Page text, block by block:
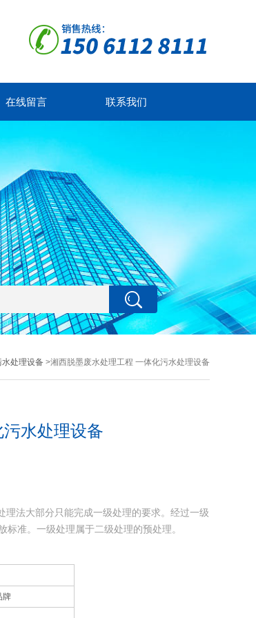
在线留言 联系我们
水处理设备>湘西脱墨废水处理工程 一体化污水处理设备
水处理设备
法大部分只能完成一级处理的要求。经过一级
准。一级处理属于二级处理的预处理。
，COD物质)，去除率可达90%以上，使有
牌